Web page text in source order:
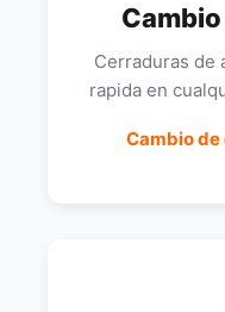
Cerraduras de
rapida en
Cambio